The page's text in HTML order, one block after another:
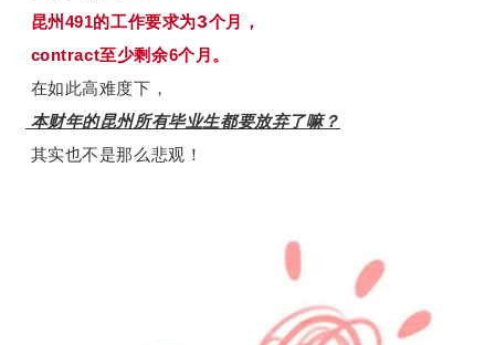
昆州491的工作要求为3个月，
contract至少剩余6个月。
在如此高难度下，
本财年的昆州所有毕业生都要放弃了嘛？
其实也不是那么悲观！